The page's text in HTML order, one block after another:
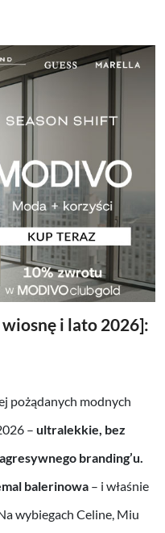
i lato 2026]:
pożądanych modnych
– ultralekkie, bez
branding’u.
balerinowa – i właśnie
wybiegach Celine, Miu